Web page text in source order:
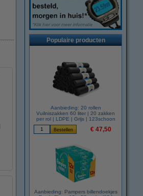
Populaire producten
Aanbieding: 20 rollen
Vuilniszakken 60 liter | 20 zakken
per rol | LDPE | Grijs | 123schoon
€ 47,50
Aanbieding: Pampers billendoekjes